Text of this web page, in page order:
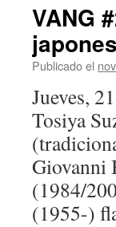
VANG
Publicado el
Jueves,
Tosiya
Giovanni
(1984/
(1955-)